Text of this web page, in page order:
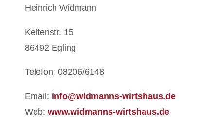
Heinrich Widmann
Keltenstr. 15
86492 Egling
Telefon: 08206/6148
Email: info@widmanns-wirtshaus.de
Web: www.widmanns-wirtshaus.de